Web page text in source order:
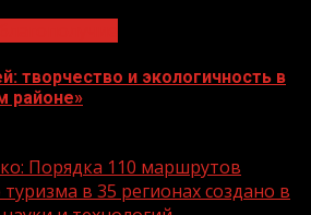
творчество и экологичность в
районе»
Порядка 110 маршрутов
в 35 регионах создано в